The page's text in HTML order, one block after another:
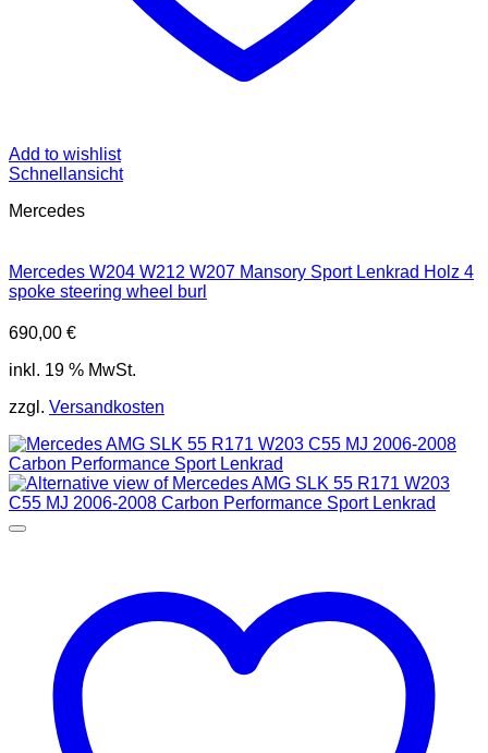
Add to wishlist
Schnellansicht
Mercedes
Mercedes W204 W212 W207 Mansory Sport Lenkrad Holz 4
spoke steering wheel burl
690,00 €
inkl. 19 % MwSt.
zzgl. Versandkosten